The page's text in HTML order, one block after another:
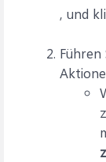
, und
Führen